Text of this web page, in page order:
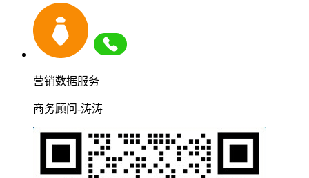
营销数据服务
商务顾问-涛涛